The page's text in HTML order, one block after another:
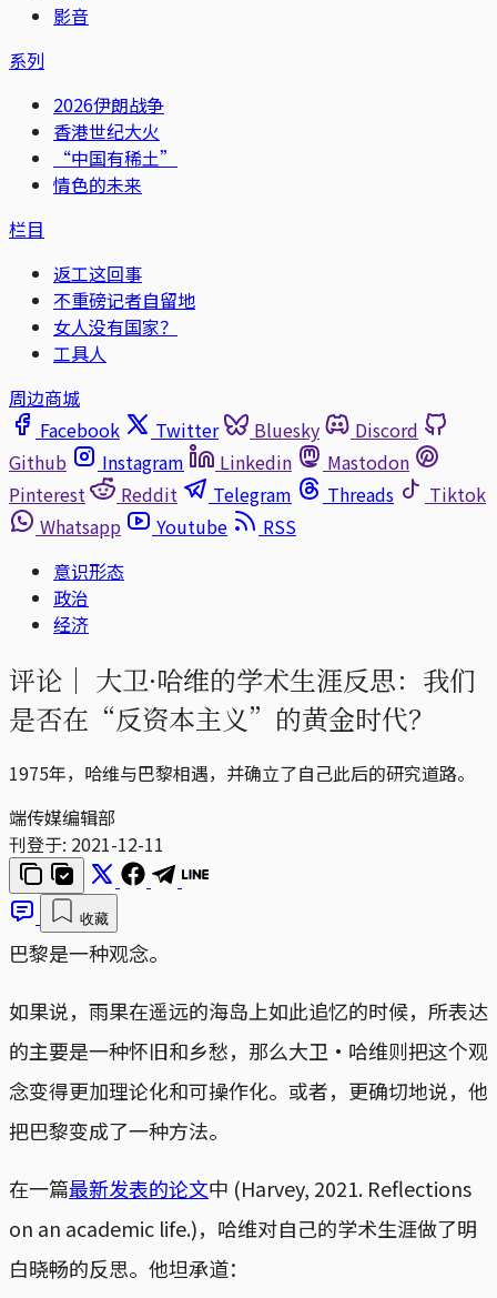
影音
系列
2026伊朗战争
香港世纪大火
“中国有稀土”
情色的未来
栏目
返工这回事
不重磅记者自留地
女人没有国家？
工具人
周边商城
Facebook
Twitter Bluesky
Discord
Github
Instagram Linkedin
Mastodon
Pinterest
Reddit Telegram Threads
Tiktok
Whatsapp
Youtube
RSS
意识形态
政治
经济
评论｜ 大卫·哈维的学术生涯反思：我们
是否在“反资本主义”的黄金时代？
1975年，哈维与巴黎相遇，并确立了自己此后的研究道路。
端传媒编辑部
刊登于: 2021-12-11
收藏
巴黎是一种观念。
如果说，雨果在遥远的海岛上如此追忆的时候，所表达
的主要是一种怀旧和乡愁，那么大卫·哈维则把这个观
念变得更加理论化和可操作化。或者，更确切地说，他
把巴黎变成了一种方法。
在一篇最新发表的论文中 (Harvey, 2021. Reflections
on an academic life.)，哈维对自己的学术生涯做了明
白晓畅的反思。他坦承道：